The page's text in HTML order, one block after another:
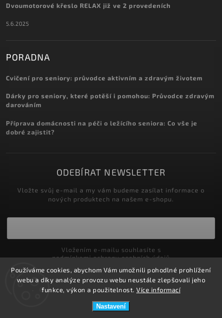
Používáme cookies, abychom Vám umožnili pohodlné prohlížení
webu a díky analýze provozu webu neustále zlepšovali jeho
funkce, výkon a použitelnost. Více informací
Nastavení
Dvoumotorové křeslo RELAX již ve 2 provedeních
5.6.2025
PORADNA
Cvičení pro seniory: průvodce aktivním a zdravým životem
Dárky pro seniory, které potěší i pomohou: Průvodce zdravým
darováním
Příprava domácnosti na péči o ležícího seniora: Co vše je
dobré zajistit?
ODEBÍRAT NEWSLETTER
Vložte svůj e-mail a my vám budeme zasílat informace o
nových produktech na našem e-shopu.
podmínkami ochrany osobních údajů
Přihlásit se